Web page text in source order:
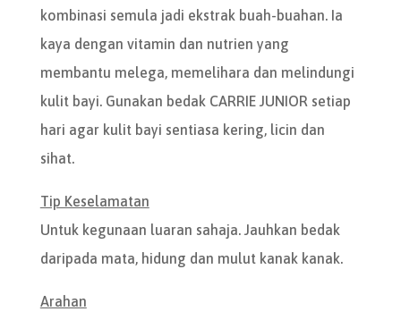
kombinasi semula jadi ekstrak buah-buahan. Ia
kaya dengan vitamin dan nutrien yang
membantu melega, memelihara dan melindungi
kulit bayi. Gunakan bedak CARRIE JUNIOR setiap
hari agar kulit bayi sentiasa kering, licin dan
sihat.
Tip Keselamatan
Untuk kegunaan luaran sahaja. Jauhkan bedak
daripada mata, hidung dan mulut kanak kanak.
Arahan